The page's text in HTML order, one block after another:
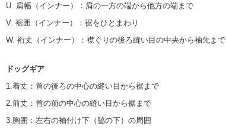
U. 肩幅（インナー）
： 肩の一方の端から他方の端まで
V. 裾囲（インナー）
： 裾をひとまわり
W. 裄丈（インナー）
： 襟ぐりの後ろ縫い目の中央から袖先まで
ドッグギア
1.着丈 ： 首の後ろの中心の縫い目から裾まで
2.前丈 ： 首の前の中心の縫い目から裾まで
3.胸囲 ： 左右の袖付け下（脇の下）の周囲